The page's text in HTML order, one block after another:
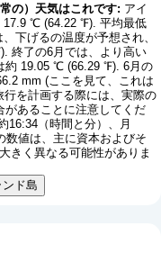
の）天気はこれです: アイ
17.9 ℃ (64.22 ℉). 平均最低
下げるの温度が予想され、
終了の6月では、より高い
約 19.05 ℃ (66.29 ℉). 6月の
mm ( ここを見て、これは
行を計画する際には、実際の
があることに注意してくだ
16:34（時間と分）、月
数値は、主に資本およびそ
きく異なる可能性がありま
ド島